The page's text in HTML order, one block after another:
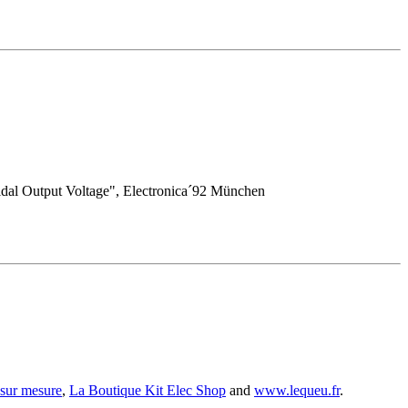
Output Voltage", Electronica´92 München
mesure, La Boutique Kit Elec Shop and www.lequeu.fr.